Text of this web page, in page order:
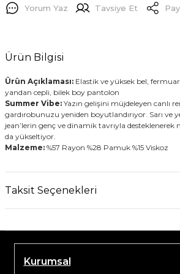
Yorum Yaz Tavsiye Et
Ürün Bilgisi
Ürün Açıklaması:Elastik ve yüksek bel, fermuar
yandan cepli, bilek boy pantolon
Summer Vibe:Yazın gelişini müjdeleyen canlı
gardırobunuzu yeniden boyutlandırıyor. Sarı ve
jean’lerin genç ve dinamik tavrıyla desteklenerek
da yükseltiyor.
Malzeme:%57 Rayon %28 Pamuk %15 Viskoz
Taksit Seçenekleri
Kurumsal